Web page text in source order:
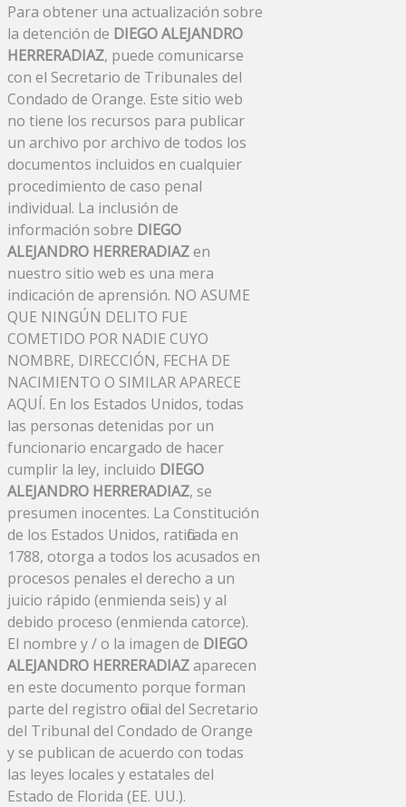
Para obtener una actualización sobre
la detención de DIEGO ALEJANDRO
HERRERADIAZ, puede comunicarse
con el Secretario de Tribunales del
Condado de Orange. Este sitio web
no tiene los recursos para publicar
un archivo por archivo de todos los
documentos incluidos en cualquier
procedimiento de caso penal
individual. La inclusión de
información sobre DIEGO
ALEJANDRO HERRERADIAZen
nuestro sitio web es una mera
indicación de aprensión. NO ASUME
QUE NINGÚN DELITO FUE
COMETIDO POR NADIE CUYO
NOMBRE, DIRECCIÓN, FECHA DE
NACIMIENTO O SIMILAR APARECE
AQUÍ. En los Estados Unidos, todas
las personas detenidas por un
funcionario encargado de hacer
cumplir la ley, incluido DIEGO
ALEJANDRO HERRERADIAZ, se
presumen inocentes. La Constitución
de los Estados Unidos, ratificada en
1788, otorga a todos los acusados ​​en
procesos penales el derecho a un
juicio rápido (enmienda seis) y al
debido proceso (enmienda catorce).
El nombre y / o la imagen de DIEGO
ALEJANDRO HERRERADIAZaparecen
en este documento porque forman
parte del registro oficial del Secretario
del Tribunal del Condado de Orange
y se publican de acuerdo con todas
las leyes locales y estatales del
Estado de Florida (EE. UU.).